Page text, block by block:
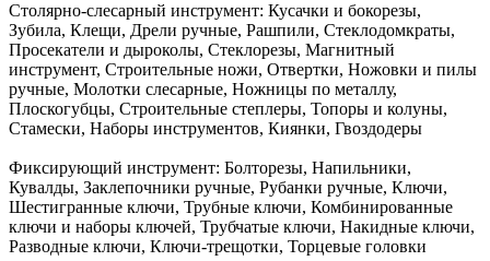
Столярно-слесарный инструмент: Кусачки и бокорезы,
Зубила, Клещи, Дрели ручные, Рашпили, Стеклодомкраты,
Просекатели и дыроколы, Стеклорезы, Магнитный
инструмент, Строительные ножи, Отвертки, Ножовки и пилы
ручные, Молотки слесарные, Ножницы по металлу,
Плоскогубцы, Строительные степлеры, Топоры и колуны,
Стамески, Наборы инструментов, Киянки, Гвоздодеры
Фиксирующий инструмент: Болторезы, Напильники,
Кувалды, Заклепочники ручные, Рубанки ручные, Ключи,
Шестигранные ключи, Трубные ключи, Комбинированные
ключи и наборы ключей, Трубчатые ключи, Накидные ключи,
Разводные ключи, Ключи-трещотки, Торцевые головки